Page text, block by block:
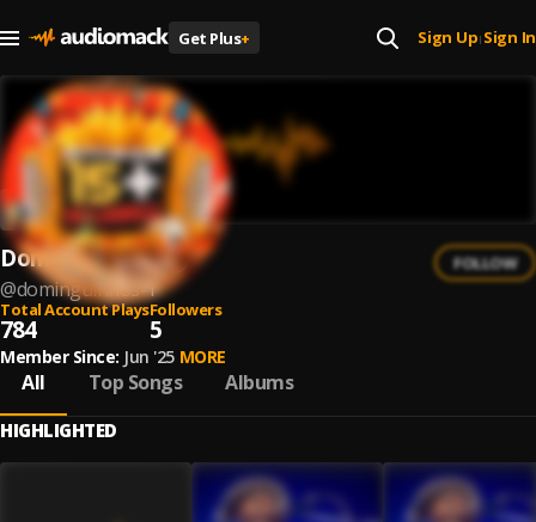
Get Plus+ Sign Up| Sign In
Dominguinhos
@dominguinhos-1
FOLLOW
Total Account Plays
784
Followers
5
Member Since: Jun '25 MORE
All Top Songs Albums
HIGHLIGHTED